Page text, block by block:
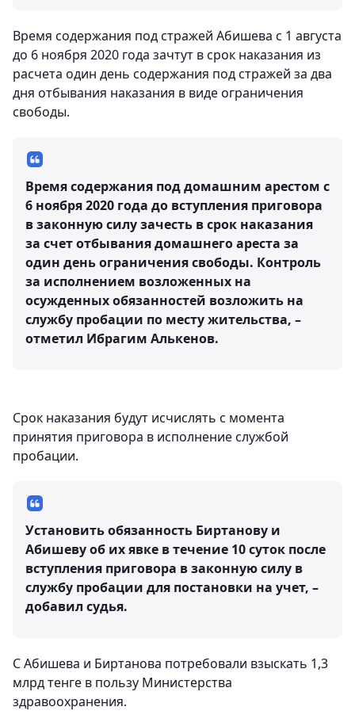
Время содержания под стражей Абишева с 1 августа
до 6 ноября 2020 года зачтут в срок наказания из
расчета один день содержания под стражей за два
дня отбывания наказания в виде ограничения
свободы.
Время содержания под домашним арестом с
6 ноября 2020 года до вступления приговора
в законную силу зачесть в срок наказания
за счет отбывания домашнего ареста за
один день ограничения свободы. Контроль
за исполнением возложенных на
осужденных обязанностей возложить на
службу пробации по месту жительства, –
отметил Ибрагим Алькенов.
Срок наказания будут исчислять с момента
принятия приговора в исполнение службой
пробации.
Установить обязанность Биртанову и
Абишеву об их явке в течение 10 суток после
вступления приговора в законную силу в
службу пробации для постановки на учет, –
добавил судья.
С Абишева и Биртанова потребовали взыскать 1,3
млрд тенге в пользу Министерства
здравоохранения.